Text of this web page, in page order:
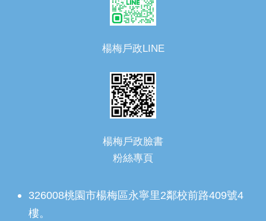
楊梅戶政LINE
楊梅戶政臉書
粉絲專頁
326008桃園市楊梅區永寧里2鄰校前路409號4
樓。